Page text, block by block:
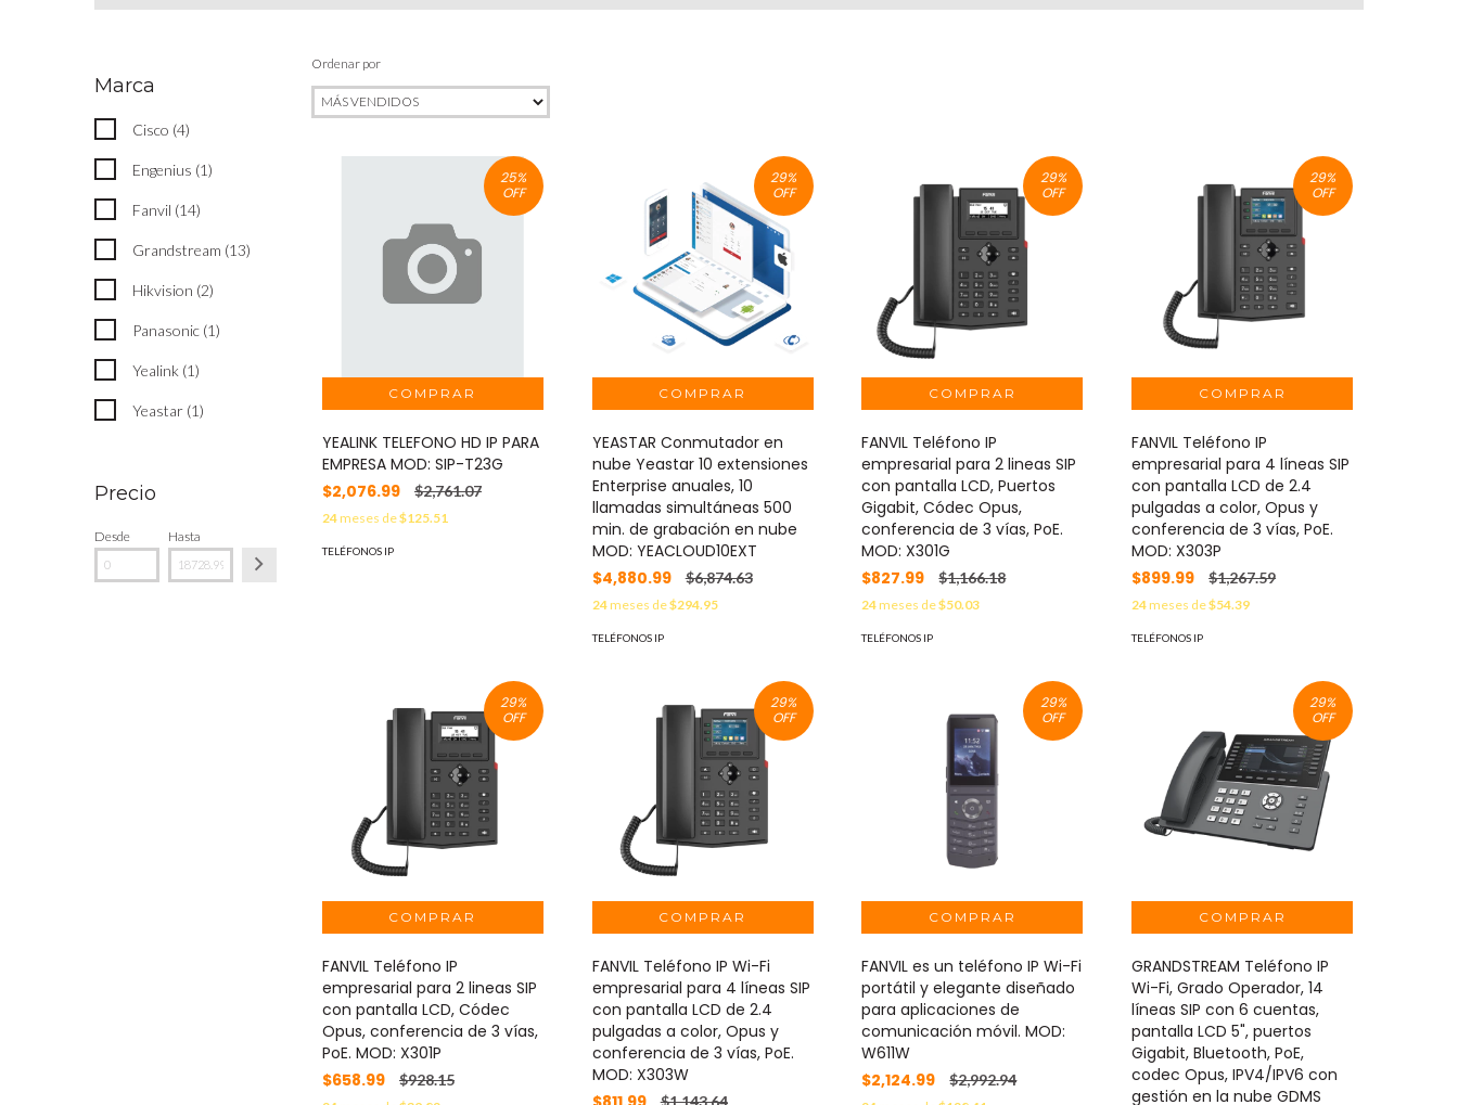
Marca
Cisco (4)
Engenius (1)
Fanvil (14)
Grandstream (13)
Hikvision (2)
Panasonic (1)
Yealink (1)
Yeastar (1)
Precio
Desde Hasta
Ordenar por
25%
OFF
YEALINK TELEFONO HD IP PARA
EMPRESA MOD: SIP-T23G
$2,076.99
$2,761.07
24meses de$125.51
TELÉFONOS IP
29%
OFF
YEASTAR Conmutador en
nube Yeastar 10 extensiones
Enterprise anuales, 10
llamadas simultáneas 500
min. de grabación en nube
MOD: YEACLOUD10EXT
$4,880.99
$6,874.63
24meses de$294.95
TELÉFONOS IP
29%
OFF
FANVIL Teléfono IP
empresarial para 2 lineas SIP
con pantalla LCD, Puertos
Gigabit, Códec Opus,
conferencia de 3 vías, PoE.
MOD: X301G
$827.99
$1,166.18
24meses de$50.03
TELÉFONOS IP
29%
OFF
FANVIL Teléfono IP
empresarial para 4 líneas SIP
con pantalla LCD de 2.4
pulgadas a color, Opus y
conferencia de 3 vías, PoE.
MOD: X303P
$899.99
$1,267.59
24meses de$54.39
TELÉFONOS IP
29%
OFF
FANVIL Teléfono IP
empresarial para 2 lineas SIP
con pantalla LCD, Códec
Opus, conferencia de 3 vías,
PoE. MOD: X301P
$658.99
$928.15
29%
OFF
FANVIL Teléfono IP Wi-Fi
empresarial para 4 líneas SIP
con pantalla LCD de 2.4
pulgadas a color, Opus y
conferencia de 3 vías, PoE.
MOD: X303W
29%
OFF
FANVIL es un teléfono IP Wi-Fi
portátil y elegante diseñado
para aplicaciones de
comunicación móvil. MOD:
W611W
$2,124.99
$2,992.94
29%
OFF
GRANDSTREAM Teléfono IP
Wi-Fi, Grado Operador, 14
líneas SIP con 6 cuentas,
pantalla LCD 5", puertos
Gigabit, Bluetooth, PoE,
codec Opus, IPV4/IPV6 con
gestión en la nube GDMS